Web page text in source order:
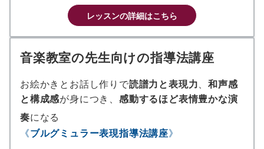
レッスンの詳細はこちら
音楽教室の先生向けの指導法講座
お絵かきとお話し作りで読譜力と表現力、和声感
と構成感が身につき、感動するほど表情豊かな演
奏になる
《ブルグミュラー表現指導法講座》